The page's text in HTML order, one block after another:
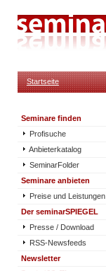
Startseite
Seminare finden
Profisuche
Anbieterkatalog
SeminarFolder
Seminare anbieten
Preise und Leistungen
Der seminarSPIEGEL
Presse / Download
RSS-Newsfeeds
Newsletter